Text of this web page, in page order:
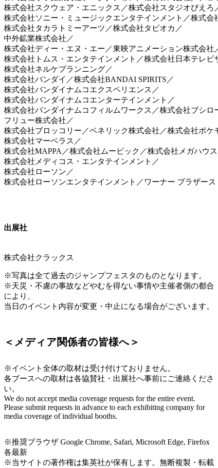
株式会社スクウェア・エニックス／株式会社スタジオぴえろ
株式会社ソニー・ミュージックエンタテインメント／株式会
株式会社タカラトミーアーツ／株式会社タピオカ／
中外鉱業株式会社／
株式会社ディー・エヌ・エー／東映アニメーション株式会社
株式会社トムス・エンタテインメント／株式会社日本テレビ
株式会社ネルケプランニング／
株式会社バンダイ／株式会社BANDAI SPIRITS／
株式会社バンダイナムコエクスペリエンス／
株式会社バンダイナムコエンターテインメント／
株式会社バンダイナムコフィルムワークス／株式会社ブシロ
フリュー株式会社／
株式会社ブロッコリー／ベネリック株式会社／株式会社ポケ
株式会社マーベラス／
株式会社MAPPA／株式会社ムービック／株式会社メガハウ
株式会社メディコス・エンタテインメント／
株式会社ローソン／
株式会社ローソンエンタテインメント／ワーナー ブラザー
出展社
株式会社クラックス
※写真は全て過去のジャンプフェスタのものとなります。
※天災・不慮の事故などやむを得ない事情や主催者側の都合
により、
当日のイベント内容が変更・中止になる場合がございます。
＜メディア関係者の皆様へ＞
※イベント全体の取材は受け付けておりません。
各ブースへの取材は各協賛社・出展社へ事前にご連絡くださ
い。
We do not accept media coverage requests for the entire event.
Please submit requests in advance to each exhibiting company for
media coverage of individual booths.
※推奨ブラウザ Google Chrome, Safari, Microsoft Edge, Firefox
各最新
※当サイトの著作権は集英社が保有します。無断複製・転載